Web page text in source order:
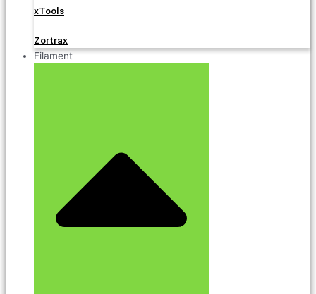
xTools
Zortrax
Filament